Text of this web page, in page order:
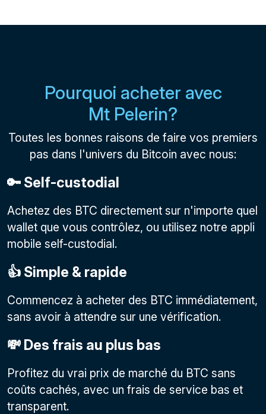
Pourquoi acheter avec
Mt Pelerin?
Toutes les bonnes raisons de faire vos premiers
pas dans l'univers du Bitcoin avec nous:
🔑 Self-custodial
Achetez des BTC directement sur n'importe quel
wallet que vous contrôlez, ou utilisez notre appli
mobile self-custodial.
👍 Simple & rapide
Commencez à acheter des BTC immédiatement,
sans avoir à attendre sur une vérification.
💸 Des frais au plus bas
Profitez du vrai prix de marché du BTC sans
coûts cachés, avec un frais de service bas et
transparent.